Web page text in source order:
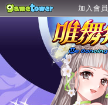
加入會員